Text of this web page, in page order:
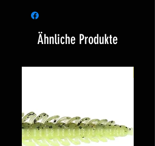
Ähnliche Produkte